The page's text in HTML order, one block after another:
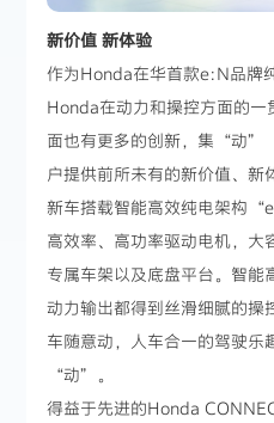
新价值 新体验
作为Honda在华首款e:N品牌
Honda在动力和操控方面的一
面也有更多的创新，集“动
户提供前所未有的新价值、新
新车搭载智能高效纯电架构
高效率、高功率驱动电机，大
专属车架以及底盘平台。智
动力输出都得到丝滑细腻的操
车随意动，人车合一的驾驶乐
“动”。
得益于先进的Honda